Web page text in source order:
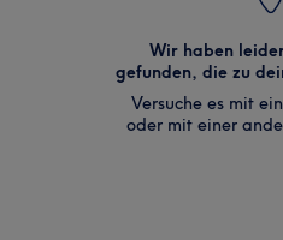
Wir haben
gefunden, die zu
Versuche es mit
oder mit einer